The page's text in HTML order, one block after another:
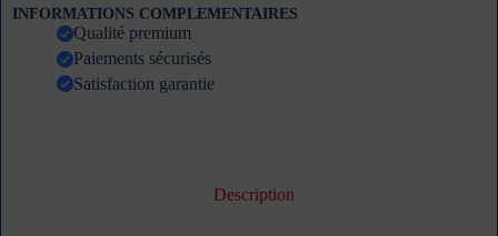
PT-
WINTERHALTER
INFORMATIONS COMPLEMENTAIRES
Qualité premium
Paiements sécurisés
Satisfaction garantie
Description